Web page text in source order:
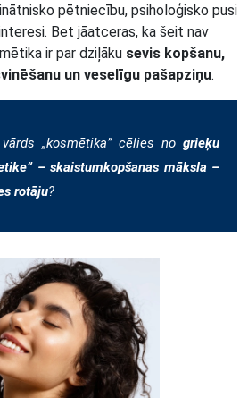
pētniecību, psiholoģisko pusi
Bet jāatceras, ka šeit nav
ir par dziļāku sevis kopšanu,
un veselīgu pašapziņu.
„kosmētika” cēlies no grieķu
– skaistumkopšanas māksla –
rotāju?